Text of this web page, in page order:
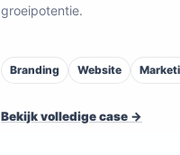
groeipotentie.
Branding Website
Bekijk volledige case →